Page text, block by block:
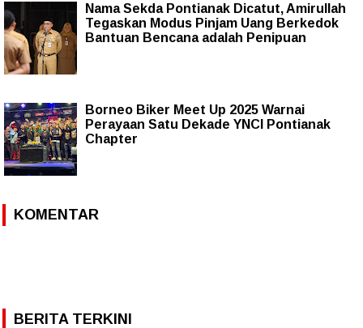
Nama Sekda Pontianak Dicatut, Amirullah
Tegaskan Modus Pinjam Uang Berkedok
Bantuan Bencana adalah Penipuan
Borneo Biker Meet Up 2025 Warnai
Perayaan Satu Dekade YNCI Pontianak
Chapter
KOMENTAR
BERITA TERKINI